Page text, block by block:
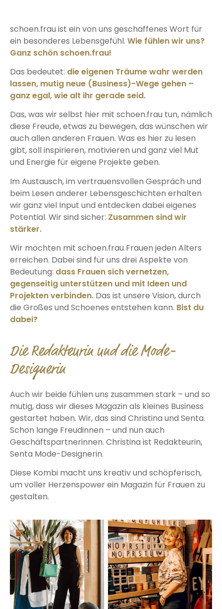
schoen.frau ist ein von uns geschaffenes Wort für
ein besonderes Lebensgefühl. Wie fühlen wir uns?
Ganz schön schoen.frau!
Das bedeutet: die eigenen Träume wahr werden
lassen, mutig neue (Business)-Wege gehen –
ganz egal, wie alt ihr gerade seid.
Das, was wir selbst hier mit schoen.frau tun, nämlich
diese Freude, etwas zu bewegen, das wünschen wir
auch allen anderen Frauen. Was es hier zu lesen
gibt, soll inspirieren, motivieren und ganz viel Mut
und Energie für eigene Projekte geben.
Im Austausch, im vertrauensvollen Gespräch und
beim Lesen anderer Lebensgeschichten erhalten
wir ganz viel Input und entdecken dabei eigenes
Potential. Wir sind sicher: Zusammen sind wir
stärker.
Wir möchten mit schoen.frau Frauen jeden Alters
erreichen. Dabei sind für uns drei Aspekte von
Bedeutung: dass Frauen sich vernetzen,
gegenseitig unterstützen und mit Ideen und
Projekten verbinden. Das ist unsere Vision, durch
die Großes und Schoenes entstehen kann. Bist du
dabei?
Die Redakteurin und die Mode-
Designerin
Auch wir beide fühlen uns zusammen stark – und so
mutig, dass wir dieses Magazin als kleines Business
gestartet haben. Wir, das sind Christina und Senta.
Schon lange Freudinnen – und nun auch
Geschäftspartnerinnen. Christina ist Redakteurin,
Senta Mode-Designerin.
Diese Kombi macht uns kreativ und schöpferisch,
um voller Herzenspower ein Magazin für Frauen zu
gestalten.